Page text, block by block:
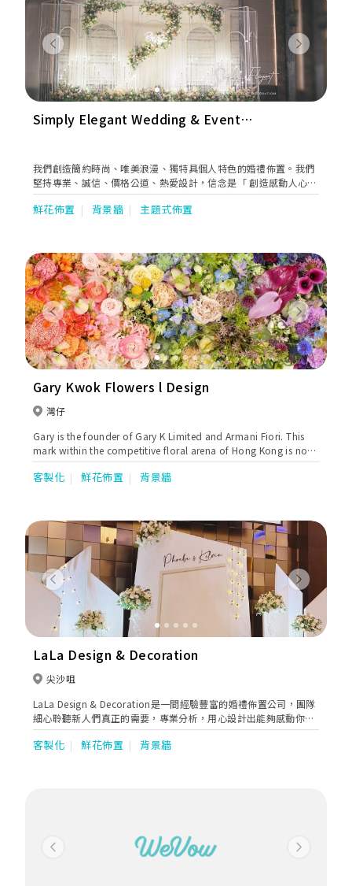
Previous Next
Simply Elegant Wedding & Event
我們創造簡約時尚、唯美浪漫、獨特具個人特色的婚禮佈置。我們
堅持專業、誠信、價格公道、熱愛設計，信念是「 創造感動人心的
佈置」。
鮮花佈置 背景牆 主題式佈置
Previous Next
Gary Kwok Flowers l Design
灣仔
Gary is the founder of Gary K Limited and Armani Fiori. This
mark within the competitive floral arena of Hong Kong is now
synonymous with long and proven experience. With her
exceptional success in Floral Art. Gary K Ltd. has made its
weddings of perstige and elegance in Hong Kong.
客製化 鮮花佈置 背景牆
Previous Next
LaLa Design & Decoration
尖沙咀
LaLa Design & Decoration是一間經驗豐富的婚禮佈置公司，團隊
細心聆聽新人們真正的需要，專業分析，用心設計出能夠感動你的
婚禮佈置，令你擁有一個畢生難忘的婚禮。
客製化 鮮花佈置 背景牆
Previous Next